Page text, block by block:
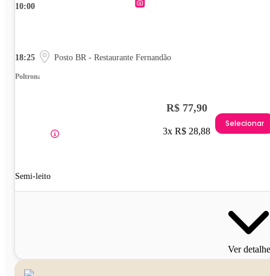
10:00
18:25 Posto BR - Restaurante Fernandão
Poltrona
Semi-leito
R$ 77,90
3x R$ 28,88
Selecionar
Ver